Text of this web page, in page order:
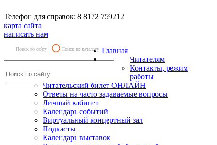
Телефон для справок: 8 8172 759212
карта сайта
написать нам
Поиск по сайту Поиск по каталогу Главная
Читателям
Контакты, режим
работы
Читательский билет ОНЛАЙН
Ответы на часто задаваемые вопросы
Личный кабинет
Календарь событий
Виртуальный концертный зал
Подкасты
Календарь выставок